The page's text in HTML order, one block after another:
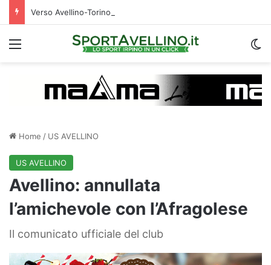
Verso Avellino-Torino, il focus sulla formazione granata
Menu
Home / US AVELLINO
US AVELLINO
Avellino: annullata
l’amichevole con l’Afragolese
Il comunicato ufficiale del club